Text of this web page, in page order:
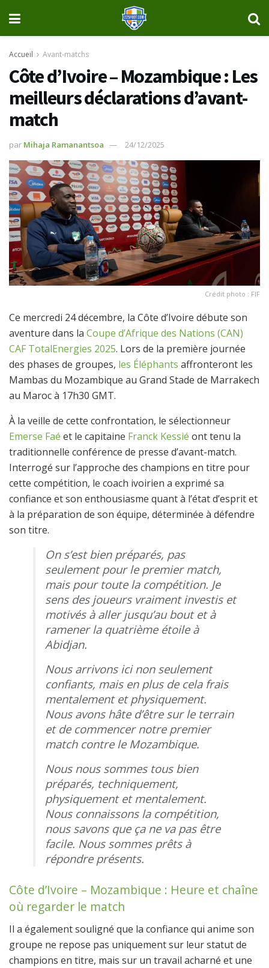
Accueil Avant-matchs
Côte d’Ivoire – Mozambique : Les
meilleurs déclarations d’avant-
match
par Mihaja Ramanantsoa 24/12/2025
Crédit photo : FIF
Ce mercredi 24 décembre, la Côte d’Ivoire débute son
aventure dans la Coupe d’Afrique des Nations (CAN)
CAF TotalEnergies 2025. Lors de la première journée
des phases de groupes, les Éléphants affronteront les
Mambas du Mozambique au Grand Stade de Marrakech
au Maroc à 17h30 GMT.
À la veille de cette confrontation, le sélectionneur
Emerse Faé et le capitaine Franck Kessié ont tenu la
traditionnelle conférence de presse d’avant-match.
Interrogé sur l’approche des champions en titre pour
cette compétition, le coach ivoirien a exprimé sa
confiance et son enthousiasme quant à l’état d’esprit et
à la préparation de son équipe, déterminée à défendre
son titre.
On s’est bien préparés, pas
seulement pour le premier match,
mais pour toute la compétition. Je
sens des joueurs vraiment investis et
motivés à aller jusqu’au bout et à
ramener la quatrième étoile à
Abidjan.
Nous arrivons ici non seulement
confiants, mais en plus de cela frais
mentalement et physiquement.
Nous avons hâte d’être sur le terrain
et de commencer notre premier
match contre le Mozambique.
Nous nous sommes tous bien
préparés, techniquement,
physiquement et mentalement.
Nous connaissons la compétition,
nous savons que ça ne va pas être
facile. Nous sommes prêts à
répondre présents.
Côte d’Ivoire – Mozambique : Heure et chaîne
où regarder le match
Il a également souligné que la confiance qui anime son
groupe ne repose pas uniquement sur leur statut de
champions en titre, mais sur un travail acharné et une